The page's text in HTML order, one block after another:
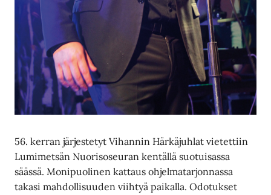
56. kerran järjestetyt Vihannin Härkäjuhlat vietettiin
Lumimetsän Nuorisoseuran kentällä suotuisassa
säässä. Monipuolinen kattaus ohjelmatarjonnassa
takasi mahdollisuuden viihtyä paikalla. Odotukset